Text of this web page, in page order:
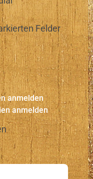
Felder
anmelden
anmelden